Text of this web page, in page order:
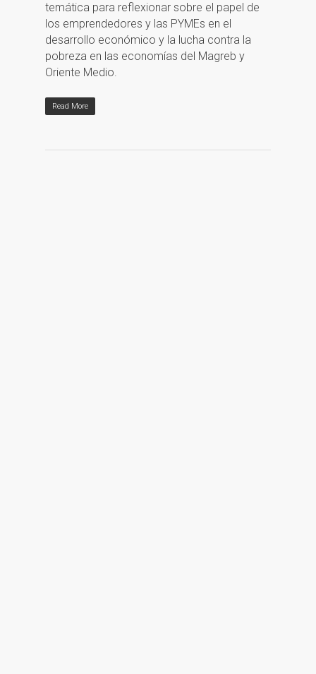
temática para reflexionar sobre el papel de
los emprendedores y las PYMEs en el
desarrollo económico y la lucha contra la
pobreza en las economías del Magreb y
Oriente Medio.
Read More